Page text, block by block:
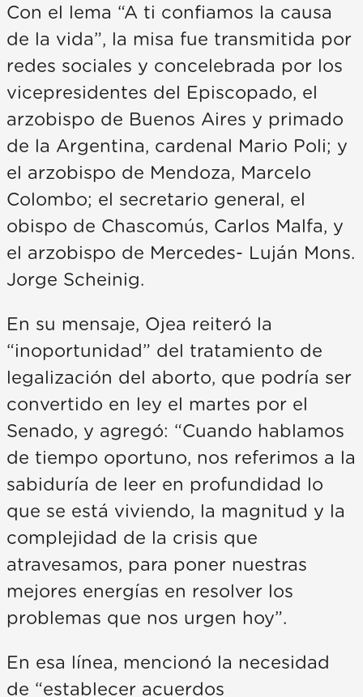
Con el lema “A ti confiamos la causa
de la vida”, la misa fue transmitida por
redes sociales y concelebrada por los
vicepresidentes del Episcopado, el
arzobispo de Buenos Aires y primado
de la Argentina, cardenal Mario Poli; y
el arzobispo de Mendoza, Marcelo
Colombo; el secretario general, el
obispo de Chascomús, Carlos Malfa, y
el arzobispo de Mercedes- Luján Mons.
Jorge Scheinig.
En su mensaje, Ojea reiteró la
“inoportunidad” del tratamiento de
legalización del aborto, que podría ser
convertido en ley el martes por el
Senado, y agregó: “Cuando hablamos
de tiempo oportuno, nos referimos a la
sabiduría de leer en profundidad lo
que se está viviendo, la magnitud y la
complejidad de la crisis que
atravesamos, para poner nuestras
mejores energías en resolver los
problemas que nos urgen hoy”.
En esa línea, mencionó la necesidad
de “establecer acuerdos